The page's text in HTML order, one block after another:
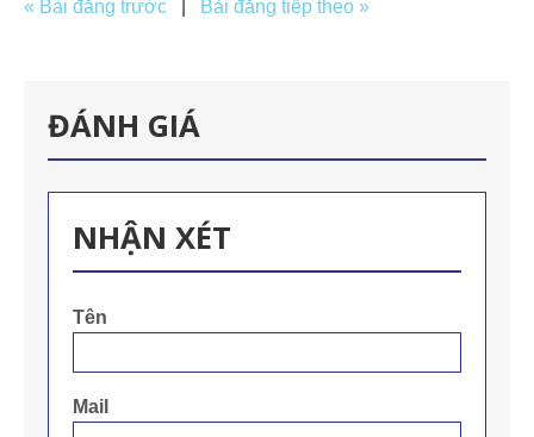
« Bài đăng trước Bài đăng tiếp theo »
ĐÁNH GIÁ
NHẬN XÉT
Tên
Mail